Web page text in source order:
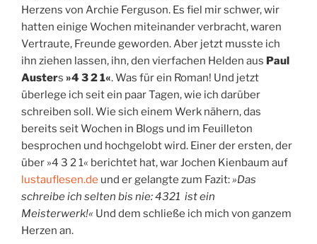
Herzens von Archie Ferguson. Es fiel mir schwer, wir
hatten einige Wochen miteinander verbracht, waren
Vertraute, Freunde geworden. Aber jetzt musste ich
ihn ziehen lassen, ihn, den vierfachen Helden aus Paul
Austers »4 3 2 1«. Was für ein Roman! Und jetzt
überlege ich seit ein paar Tagen, wie ich darüber
schreiben soll. Wie sich einem Werk nähern, das
bereits seit Wochen in Blogs und im Feuilleton
besprochen und hochgelobt wird. Einer der ersten, der
über »4 3 2 1« berichtet hat, war Jochen Kienbaum auf
lustauflesen.de und er gelangte zum Fazit:»Das
schreibe ich selten bis nie: 4321 ist ein
Meisterwerk!« Und dem schließe ich mich von ganzem
Herzen an.